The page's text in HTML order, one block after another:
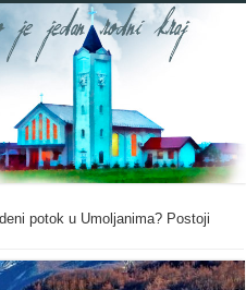
potok u Umoljanima? Postoji